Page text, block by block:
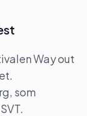
Way out
som